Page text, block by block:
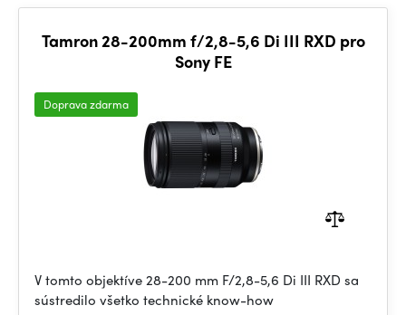
Tamron 28-200mm f/2,8-5,6 Di III RXD pro
Sony FE
Doprava zdarma
V tomto objektíve 28-200 mm F/2,8-5,6 Di III RXD sa
sústredilo všetko technické know-how